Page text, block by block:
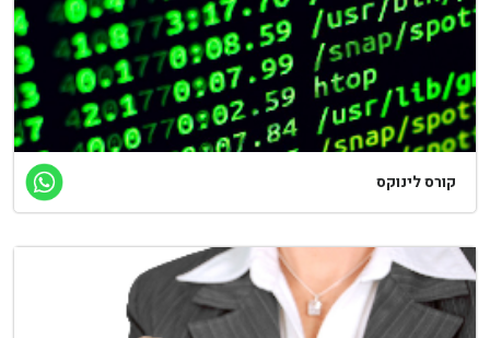
קורס לינוקס